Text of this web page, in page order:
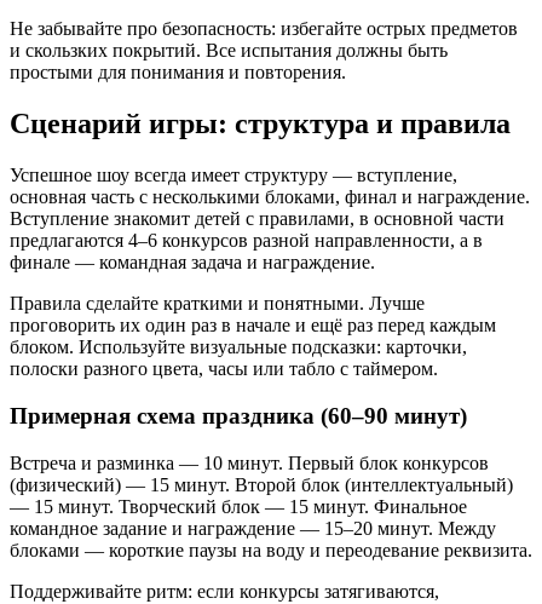
Не забывайте про безопасность: избегайте острых предметов
и скользких покрытий. Все испытания должны быть
простыми для понимания и повторения.
Сценарий игры: структура и правила
Успешное шоу всегда имеет структуру — вступление,
основная часть с несколькими блоками, финал и награждение.
Вступление знакомит детей с правилами, в основной части
предлагаются 4–6 конкурсов разной направленности, а в
финале — командная задача и награждение.
Правила сделайте краткими и понятными. Лучше
проговорить их один раз в начале и ещё раз перед каждым
блоком. Используйте визуальные подсказки: карточки,
полоски разного цвета, часы или табло с таймером.
Примерная схема праздника (60–90 минут)
Встреча и разминка — 10 минут. Первый блок конкурсов
(физический) — 15 минут. Второй блок (интеллектуальный)
— 15 минут. Творческий блок — 15 минут. Финальное
командное задание и награждение — 15–20 минут. Между
блоками — короткие паузы на воду и переодевание реквизита.
Поддерживайте ритм: если конкурсы затягиваются,